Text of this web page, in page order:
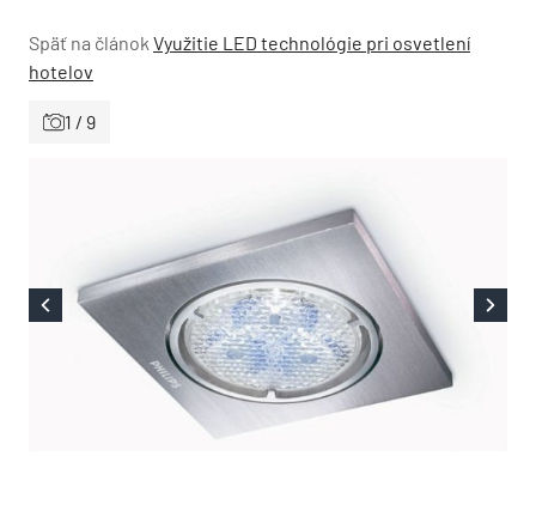
Späť na článok Využitie LED technológie pri osvetlení
hotelov
1 / 9